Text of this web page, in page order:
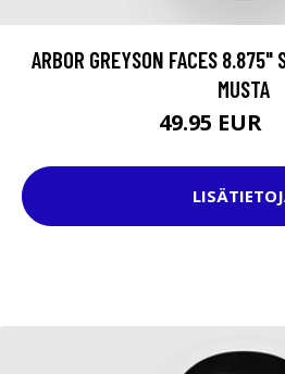
ARBOR GREYSON FACES
MUSTA
49.95 EUR